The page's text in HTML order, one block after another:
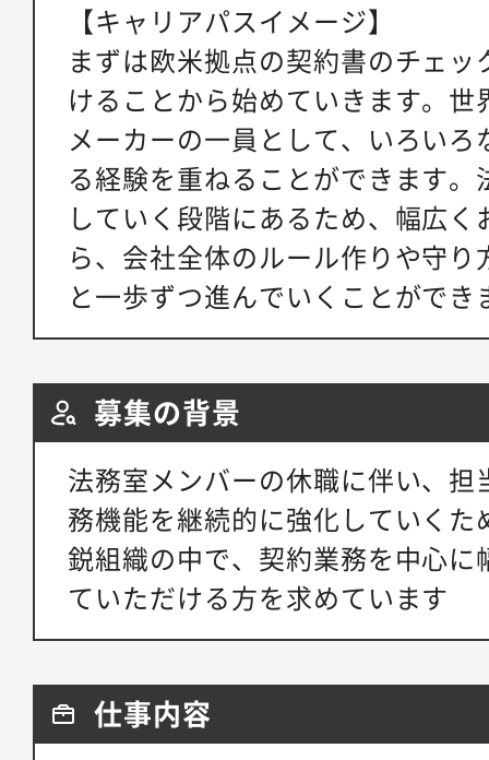
【キャリアパスイメージ】
まずは欧米拠点の契約書のチェ
けることから始めていきます。
メーカーの一員として、いろい
る経験を重ねることができます
していく段階にあるため、幅広
ら、会社全体のルール作りや守
と一歩ずつ進んでいくことができ
募集の背景
法務室メンバーの休職に伴い、
務機能を継続的に強化していく
鋭組織の中で、契約業務を中心
ていただける方を求めています
仕事内容